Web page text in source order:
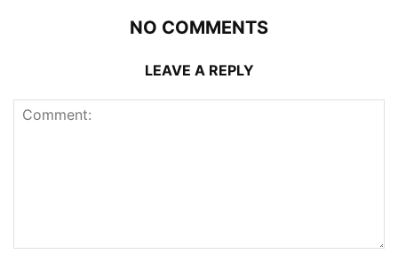
NO COMMENTS
LEAVE A REPLY